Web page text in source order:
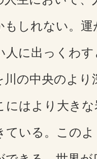
もしれない。
人に出っくわ
川の中央のよ
にはより大き
ている。この